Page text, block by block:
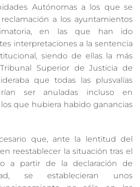
Autónomas a los que se
a los ayuntamientos
en las que han ido
interpretaciones a la sentencia
siendo de ellas la más
Superior de Justicia de
que todas las plusvalías
ser anuladas incluso en
que hubiera habido ganancias
que, ante la lentitud del
reestablecer la situación tras el
a partir de la declaración de
se establecieran unos